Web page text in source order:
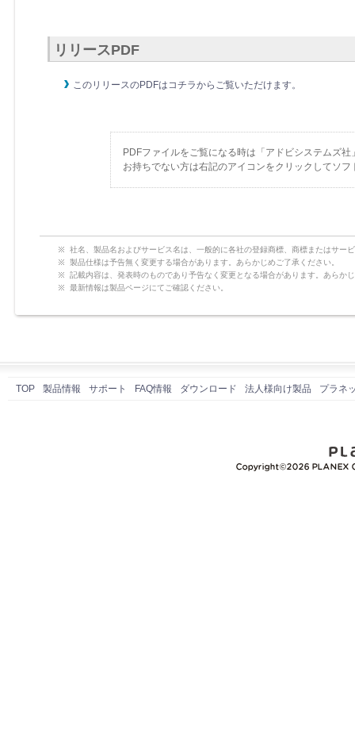
リリースPDF
このリリースのPDFはコチラからご覧いただけます。
PDFファイルをご覧になる時は「アドビシステムズ社
お持ちでない方は右記のアイコンをクリックしてソ
社名、製品名およびサービス名は、一般的に各社の登録商標、商標またはサー
製品仕様は予告無く変更する場合があります。あらかじめご了承ください。
記載内容は、発表時のものであり予告なく変更となる場合があります。あらか
最新情報は製品ページにてご確認ください。
TOP 製品情報 サポート FAQ情報 ダウンロード 法人様向け製品 プラネ